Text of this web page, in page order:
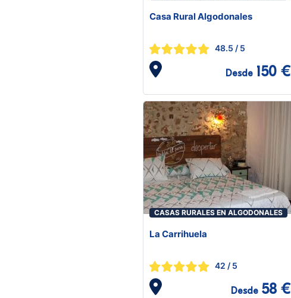
Casa Rural Algodonales
48.5 / 5
Desde 150 €
CASAS RURALES EN ALGODONALES
La Carrihuela
42 / 5
Desde 58 €